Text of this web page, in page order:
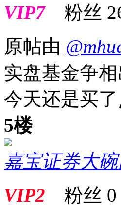
VIP7粉丝
原帖由
实盘基金争
今天还是买
5楼
嘉宝证券大
VIP2 粉丝 0